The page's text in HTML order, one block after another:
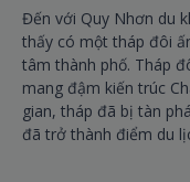
Đến với Quy Nhơn du
thấy có một tháp đôi
tâm thành phố. Tháp
mang đậm kiến trúc
gian, tháp đã bị tàn
đã trở thành điểm du